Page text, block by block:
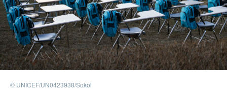
© UNICEF/UN0423938/Sokol